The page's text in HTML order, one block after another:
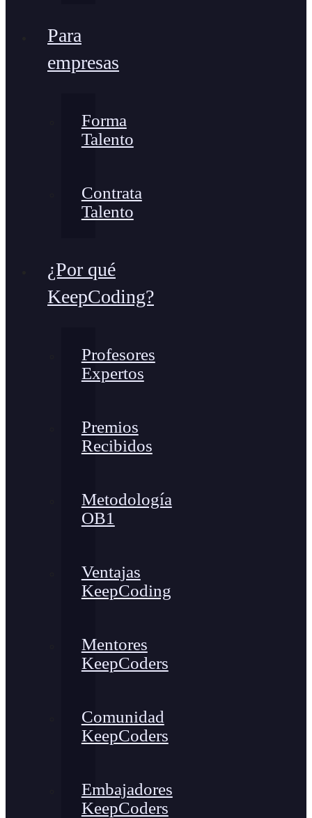
Para
empresas
Forma
Talento
Contrata
Talento
¿Por qué
KeepCoding?
Profesores
Expertos
Premios
Recibidos
Metodología
OB1
Ventajas
KeepCoding
Mentores
KeepCoders
Comunidad
KeepCoders
Embajadores
KeepCoders